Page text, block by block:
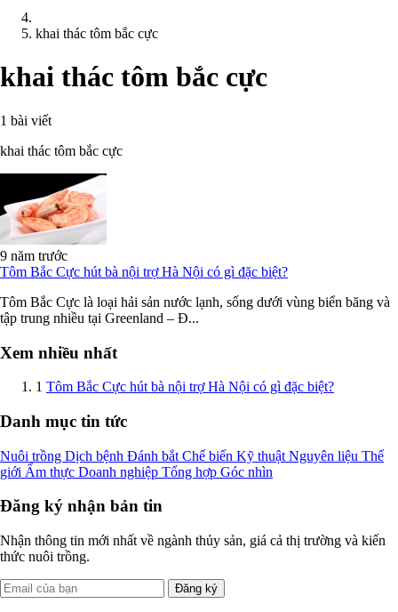
khai thác tôm bắc cực
khai thác tôm bắc cực
1 bài viết
khai thác tôm bắc cực
9 năm trước
Tôm Bắc Cực hút bà nội trợ Hà Nội có gì đặc biệt?
Tôm Bắc Cực là loại hải sản nước lạnh, sống dưới vùng biển băng và
tập trung nhiều tại Greenland – Đ...
Xem nhiều nhất
1 Tôm Bắc Cực hút bà nội trợ Hà Nội có gì đặc biệt?
Danh mục tin tức
Nuôi trồng Dịch bệnh Đánh bắt Chế biến Kỹ thuật Nguyên liệu Thế
giới Ẩm thực Doanh nghiệp Tổng hợp Góc nhìn
Đăng ký nhận bản tin
Nhận thông tin mới nhất về ngành thủy sản, giá cả thị trường và kiến
thức nuôi trồng.
Đăng ký